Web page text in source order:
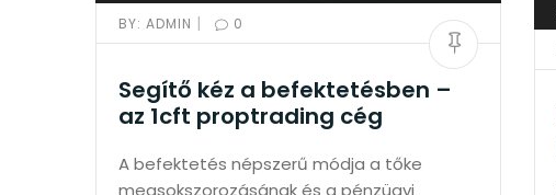
BY: ADMIN | 0
Segítő kéz a befektetésben –
az 1cft proptrading cég
A befektetés népszerű módja a tőke